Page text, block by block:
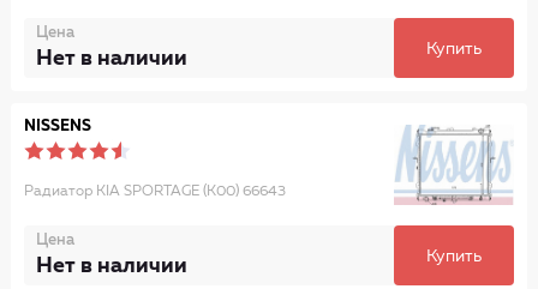
Цена
Нет в наличии Купить
NISSENS
Радиатор KIA SPORTAGE (K00) 66643
Цена
Нет в наличии Купить